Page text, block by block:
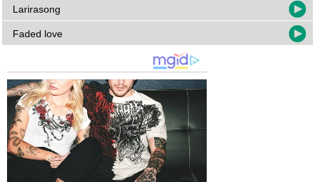
Larirasong
Faded love